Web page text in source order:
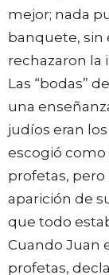
mejor; nada
banquete, sin
rechazaron la
Las “bodas”
una
judíos eran
escogió como
profetas, pero
aparición de
que todo
Cuando Juan
profetas,